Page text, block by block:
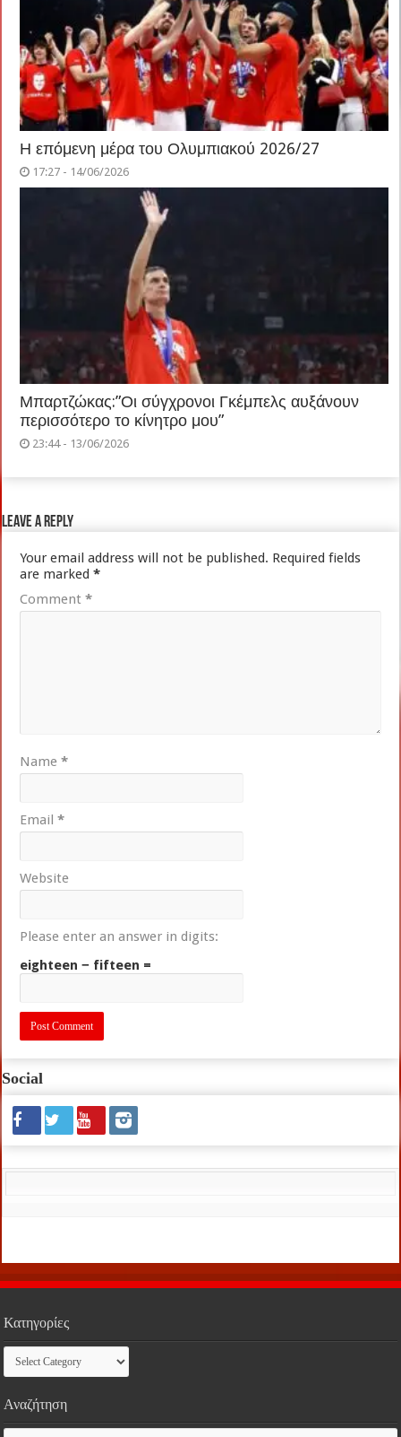
Η επόμενη μέρα του Ολυμπιακού 2026/27
17:27 - 14/06/2026
Μπαρτζώκας:”Οι σύγχρονοι Γκέμπελς αυξάνουν
περισσότερο το κίνητρο μου”
23:44 - 13/06/2026
Leave a Reply
Your email address will not be published. Required fields
are marked*
Comment*
Name*
Email*
Website
Please enter an answer in digits:
eighteen − fifteen =
Social
Κατηγορίες
Κατηγορίες
Αναζήτηση